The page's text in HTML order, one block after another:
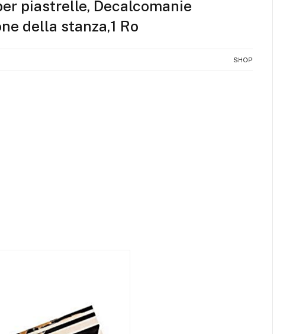
piastrelle, Decalcomanie
della stanza,1 Ro
SHOP